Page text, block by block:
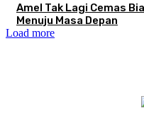
Amel Tak Lagi Cemas
Menuju Masa Depan
Load more